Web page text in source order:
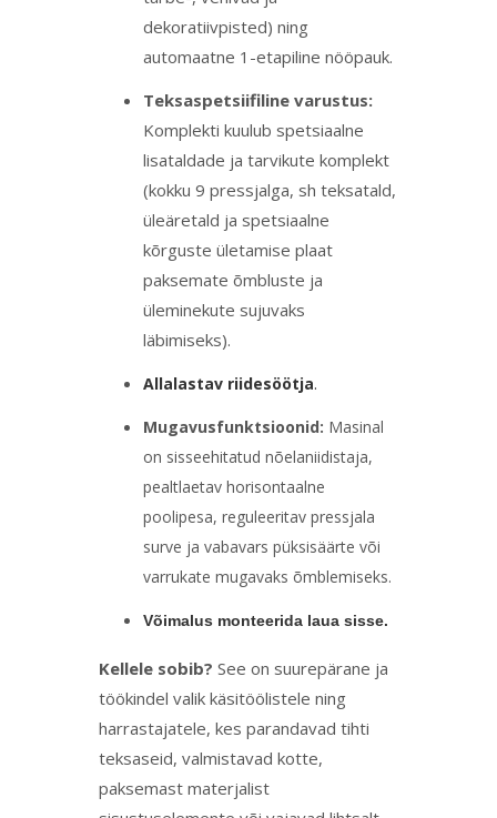
dekoratiivpisted) ning
automaatne 1-etapiline nööpauk.
Teksaspetsiifiline varustus:
Komplekti kuulub spetsiaalne
lisataldade ja tarvikute komplekt
(kokku 9 pressjalga, sh teksatald,
üleäretald ja spetsiaalne
kõrguste ületamise plaat
paksemate õmbluste ja
üleminekute sujuvaks
läbimiseks).
Allalastav riidesöötja.
Mugavusfunktsioonid: Masinal
on sisseehitatud nõelaniidistaja,
pealtlaetav horisontaalne
poolipesa, reguleeritav pressjala
surve ja vabavars püksisäärte või
varrukate mugavaks õmblemiseks.
Võimalus monteerida laua sisse.
Kellele sobib? See on suurepärane ja
töökindel valik käsitöölistele ning
harrastajatele, kes parandavad tihti
teksaseid, valmistavad kotte,
paksemast materjalist